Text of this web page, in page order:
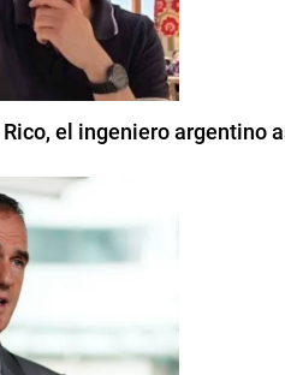
el ingeniero argentino